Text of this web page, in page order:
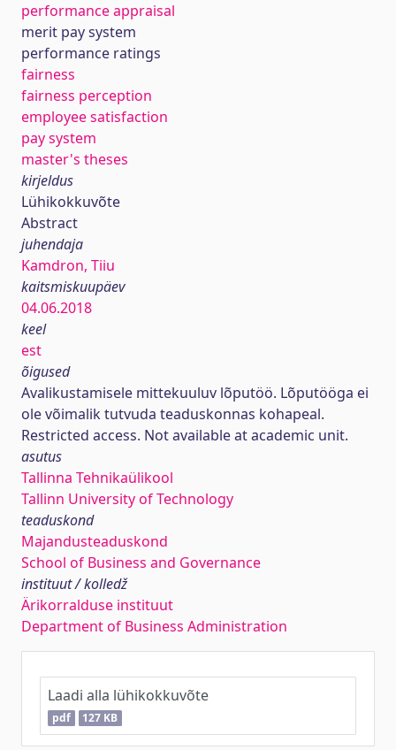
performance appraisal
merit pay system
performance ratings
fairness
fairness perception
employee satisfaction
pay system
master's theses
kirjeldus
Lühikokkuvõte
Abstract
juhendaja
Kamdron, Tiiu
kaitsmiskuupäev
04.06.2018
keel
est
õigused
Avalikustamisele mittekuuluv lõputöö. Lõputööga ei
ole võimalik tutvuda teaduskonnas kohapeal.
Restricted access. Not available at academic unit.
asutus
Tallinna Tehnikaülikool
Tallinn University of Technology
teaduskond
Majandusteaduskond
School of Business and Governance
instituut / kolledž
Ärikorralduse instituut
Department of Business Administration
Laadi alla lühikokkuvõte
pdf 127 KB